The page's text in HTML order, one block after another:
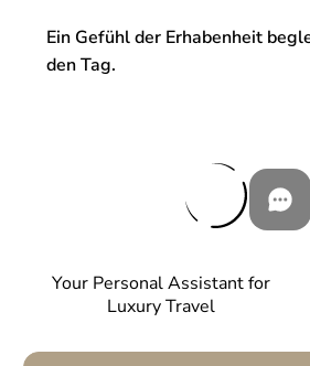
Your Personal Assistant for
Luxury Travel
Ein Gefühl der Erhabenheit
den Tag.